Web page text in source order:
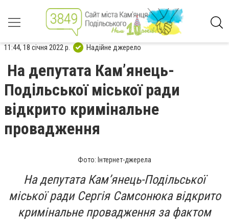
11:44, 18 січня 2022 р. Надійне джерело
На депутата Кам’янець-
Подільської міської ради
відкрито кримінальне
провадження
Фото: Інтернет-джерела
На депутата Кам’янець-Подільської
міської ради Сергія Самсонюка відкрито
кримінальне провадження за фактом